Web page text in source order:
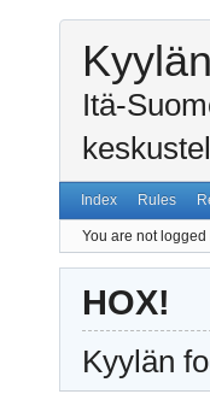
Itä-
Index Rules
You are not logged
HOX!
Kyylän